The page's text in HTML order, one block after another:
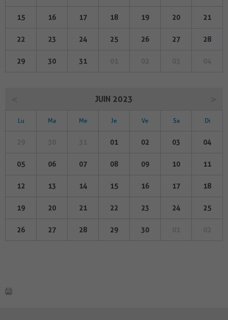
15 16 17 18 19 20 21
22 23 24 25 26 27 28
29 30 31
JUIN 2023
Lu Ma Me Je Ve Sa Di
01 02 03 04
05 06 07 08 09 10 11
12 13 14 15 16 17 18
19 20 21 22 23 24 25
26 27 28 29 30